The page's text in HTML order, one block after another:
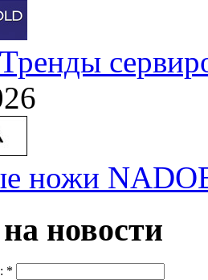
ножи
новости
*